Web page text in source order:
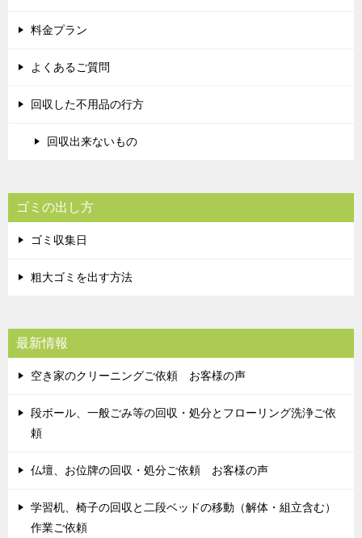
料金プラン
よくあるご質問
回収した不用品の行方
回収出来ないもの
ゴミの出し方
ゴミ収集日
粗大ゴミを出す方法
最新情報
空き家のクリーニングご依頼 お客様の声
段ボール、一般ごみ等の回収・処分とフローリング洗浄ご依
頼
仏壇、お位牌の回収・処分ご依頼 お客様の声
学習机、椅子の回収と二段ベッドの移動（解体・組立含む）
作業ご依頼